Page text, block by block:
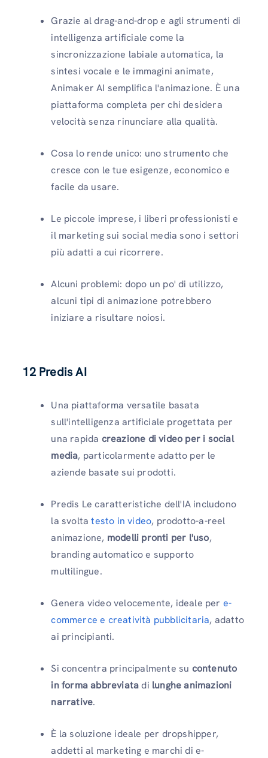
Grazie al drag-and-drop e agli strumenti di
intelligenza artificiale come la
sincronizzazione labiale automatica, la
sintesi vocale e le immagini animate,
Animaker AI semplifica l'animazione. È una
piattaforma completa per chi desidera
velocità senza rinunciare alla qualità.
Cosa lo rende unico: uno strumento che
cresce con le tue esigenze, economico e
facile da usare.
Le piccole imprese, i liberi professionisti e
il marketing sui social media sono i settori
più adatti a cui ricorrere.
Alcuni problemi: dopo un po' di utilizzo,
alcuni tipi di animazione potrebbero
iniziare a risultare noiosi.
12 Predis AI
Una piattaforma versatile basata
sull'intelligenza artificiale progettata per
una rapida creazione di video per i social
media, particolarmente adatto per le
aziende basate sui prodotti.
Predis Le caratteristiche dell'IA includono
la svoltatesto in video, prodotto-a-reel
animazione, modelli pronti per l'uso,
branding automatico e supporto
multilingue.
Genera video velocemente, ideale per e-
commerce e creatività pubblicitaria, adatto
ai principianti.
Si concentra principalmente su contenuto
in forma abbreviatadi lunghe animazioni
narrative.
È la soluzione ideale per dropshipper,
addetti al marketing e marchi di e-